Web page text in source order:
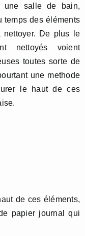
salle de bain,
temps des éléments
nettoyer. De plus le
nettoyés voient
toutes sorte de
une methode
le haut de ces
de ces éléments,
papier journal qui